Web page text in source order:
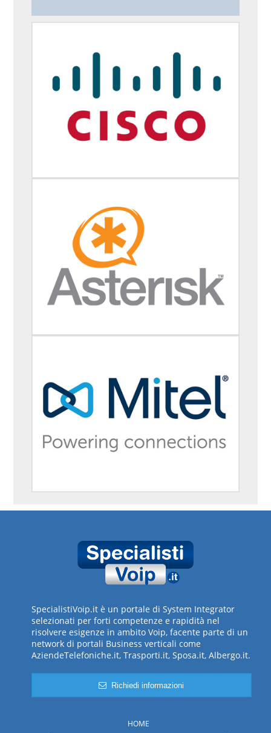
SpecialistiVoip.it è un portale di System Integrator
selezionati per forti competenze e rapidità nel
risolvere esigenze in ambito Voip, facente parte di un
network di portali Business verticali come
AziendeTelefoniche.it, Trasporti.it, Sposa.it, Albergo.it.
Richiedi informazioni
HOME